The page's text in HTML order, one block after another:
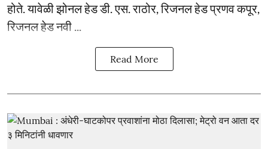
होते. यावेळी झोनल हेड डी. एस. राठोर, रिजनल हेड प्रणव कपूर,
रिजनल हेड नवी ...
Read More